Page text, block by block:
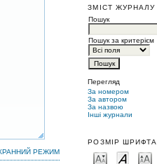
ЗМІСТ ЖУРНАЛУ
Пошук
Пошук за критерієм
Перегляд
За номером
За автором
За назвою
Інші журнали
РОЗМІР ШРИФТА
РЕЖИМ